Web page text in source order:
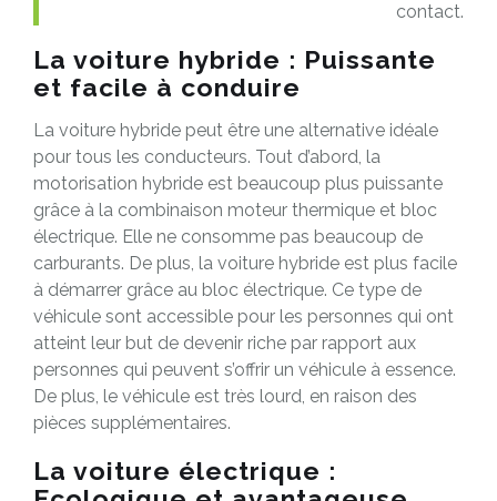
contact.
La voiture hybride : Puissante
et facile à conduire
La voiture hybride peut être une alternative idéale
pour tous les conducteurs. Tout d’abord, la
motorisation hybride est beaucoup plus puissante
grâce à la combinaison moteur thermique et bloc
électrique. Elle ne consomme pas beaucoup de
carburants. De plus, la voiture hybride est plus facile
à démarrer grâce au bloc électrique. Ce type de
véhicule sont accessible pour les personnes qui ont
atteint leur but de devenir riche par rapport aux
personnes qui peuvent s’offrir un véhicule à essence.
De plus, le véhicule est très lourd, en raison des
pièces supplémentaires.
La voiture électrique :